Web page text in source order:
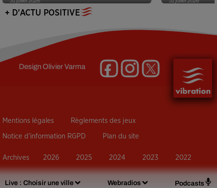
Live : Choisir une ville Webradios Podcasts
+ D'ACTU POSITIVE
DesignOlivier Varma
Mentions légales Règlements des jeux
Notice d’information RGPD Plan du site
Archives 2026 2025 2024 2023 2022